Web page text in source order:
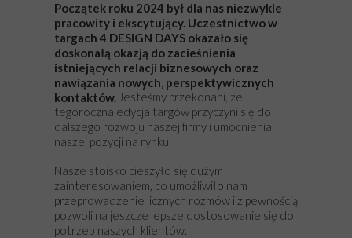
Początek roku 2024 był dla nas niezwykle
pracowity i ekscytujący. Uczestnictwo w
targach 4 DESIGN DAYS okazało się
doskonałą okazją do zacieśnienia
istniejących relacji biznesowych oraz
nawiązania nowych, perspektywicznych
kontaktów. Jesteśmy przekonani, że
tegoroczna edycja targów przyczyni się do
dalszego rozwoju naszej firmy i umocnienia
naszej pozycji na rynku.
Nasze stoisko cieszyło się dużym
zainteresowaniem, co umożliwiło nam
przeprowadzenie licznych rozmów i z pewnością
pozwoli na jeszcze lepsze dostosowanie się do
potrzeb naszych klientów.